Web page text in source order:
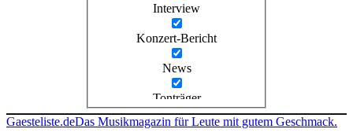
Interview
Konzert-Bericht
News
Tonträger
Gaesteliste.deDas Musikmagazin für Leute mit gutem Geschmack.